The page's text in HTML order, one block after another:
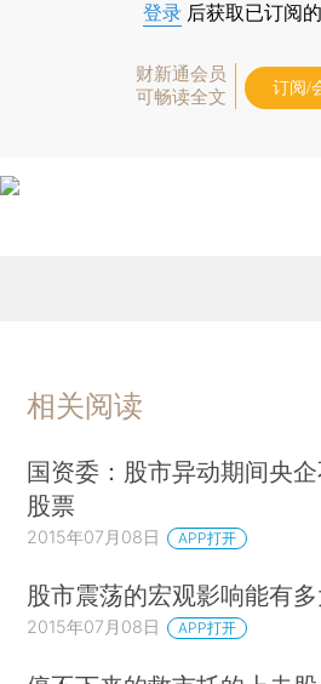
登录 后获取已订阅
财新通会员
可畅读全文
订阅/
相关阅读
国资委：股市异动期间央
股票
2015年07月08日 APP打开
股市震荡的宏观影响能有
2015年07月08日 APP打开